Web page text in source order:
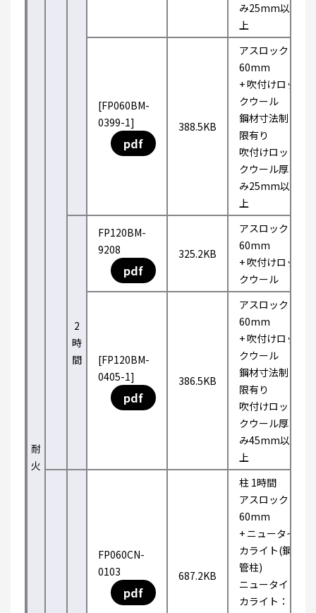
耐
火
み25mm以
上
[FP060BM-
0399-1]
pdf
388.5KB
アスロック
60mm
+ 吹付けロッ
クウール
鋼材寸法制
限有り
吹付けロッ
クウール厚
み25mm以
上
2
時
間
FP120BM-
9208
pdf
325.2KB
アスロック
60mm
+ 吹付けロッ
クウール
[FP120BM-
0405-1]
pdf
386.5KB
アスロック
60mm
+ 吹付けロッ
クウール
鋼材寸法制
限有り
吹付けロッ
クウール厚
み45mm以
上
FP060CN-
0103
pdf
687.2KB
柱 1時間
アスロック
60mm
+ ニュータイ
カライト(鋼
管柱)
ニュータイ
カライト：